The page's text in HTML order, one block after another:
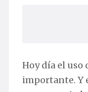
Hoy día el
importante. Y